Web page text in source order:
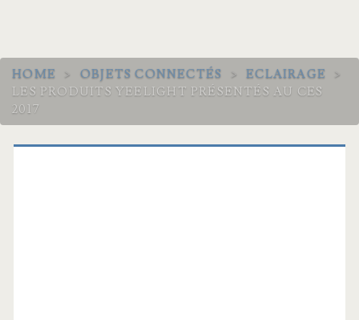
HOME > OBJETS CONNECTÉS > ECLAIRAGE
>
LES PRODUITS YEELIGHT PRÉSENTÉS AU CES
2017